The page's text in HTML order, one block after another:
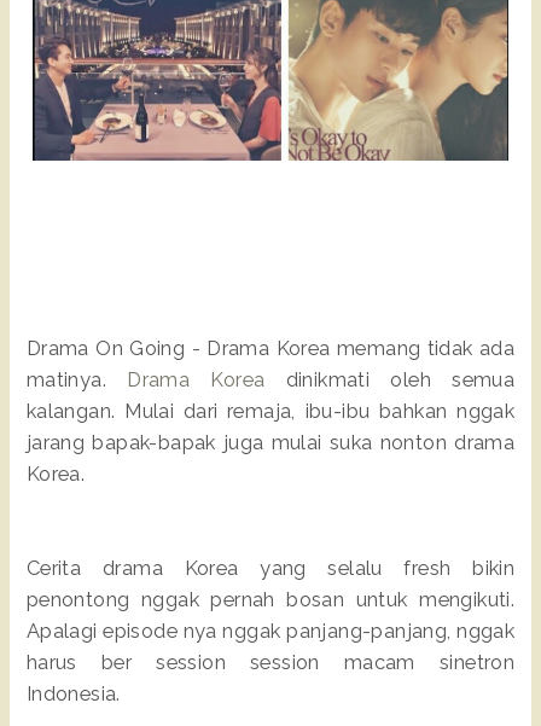
Drama On Going - Drama Korea memang tidak ada
matinya. Drama Korea dinikmati oleh semua
kalangan. Mulai dari remaja, ibu-ibu bahkan nggak
jarang bapak-bapak juga mulai suka nonton drama
Korea.
Cerita drama Korea yang selalu fresh bikin
penontong nggak pernah bosan untuk mengikuti.
Apalagi episode nya nggak panjang-panjang, nggak
harus ber session session macam sinetron
Indonesia.